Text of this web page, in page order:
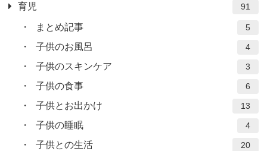
育児 91
まとめ記事 5
子供のお風呂 4
子供のスキンケア 3
子供の食事 6
子供とお出かけ 13
子供の睡眠 4
子供との生活 20